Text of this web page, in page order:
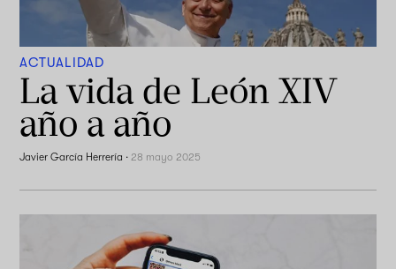
ACTUALIDAD
La vida de León XIV
año a año
Javier García Herrería ·28 mayo 2025